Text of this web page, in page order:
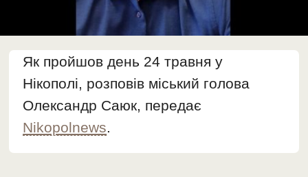
Як пройшов день 24 травня у
Нікополі, розповів міський голова
Олександр Саюк, передає
Nikopolnews.